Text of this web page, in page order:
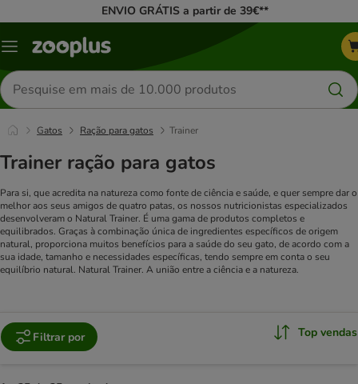
ENVIO GRÁTIS a partir de 39€**
Menu
Pesquisar
produtos
Gatos Ração para gatos Trainer
Trainer ração para gatos
Para si, que acredita na natureza como fonte de ciência e saúde, e quer sempre dar o
melhor aos seus amigos de quatro patas, os nossos nutricionistas especializados
desenvolveram o Natural Trainer. É uma gama de produtos completos e
equilibrados. Graças à combinação única de ingredientes específicos de origem
natural, proporciona muitos benefícios para a saúde do seu gato, de acordo com a
sua idade, tamanho e necessidades específicas, tendo sempre em conta o seu
equilíbrio natural. Natural Trainer. A união entre a ciência e a natureza.
Filtrar por Top vendas